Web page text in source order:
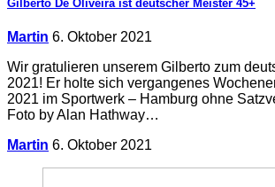
Gilberto De Oliveira ist deutscher Meister 45+
Martin 6. Oktober 2021
Wir gratulieren unserem Gilberto zum
2021! Er holte sich vergangenes
2021 im Sportwerk – Hamburg ohne
Foto by Alan Hathway…
Martin 6. Oktober 2021